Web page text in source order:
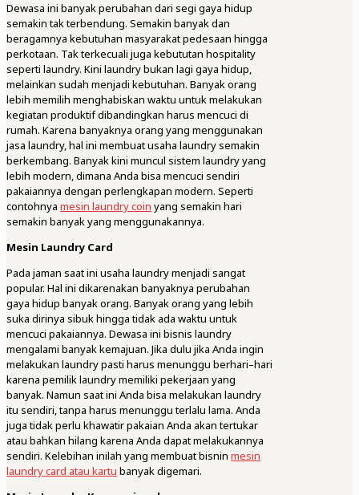
Dewasa ini banyak perubahan dari segi gaya hidup
semakin tak terbendung. Semakin banyak dan
beragamnya kebutuhan masyarakat pedesaan hingga
perkotaan. Tak terkecuali juga kebututan hospitality
seperti laundry. Kini laundry bukan lagi gaya hidup,
melainkan sudah menjadi kebutuhan. Banyak orang
lebih memilih menghabiskan waktu untuk melakukan
kegiatan produktif dibandingkan harus mencuci di
rumah. Karena banyaknya orang yang menggunakan
jasa laundry, hal ini membuat usaha laundry semakin
berkembang. Banyak kini muncul sistem laundry yang
lebih modern, dimana Anda bisa mencuci sendiri
pakaiannya dengan perlengkapan modern. Seperti
contohnya mesin laundry coin yang semakin hari
semakin banyak yang menggunakannya.
Mesin Laundry Card
Pada jaman saat ini usaha laundry menjadi sangat
popular. Hal ini dikarenakan banyaknya perubahan
gaya hidup banyak orang. Banyak orang yang lebih
suka dirinya sibuk hingga tidak ada waktu untuk
mencuci pakaiannya. Dewasa ini bisnis laundry
mengalami banyak kemajuan. Jika dulu jika Anda ingin
melakukan laundry pasti harus menunggu berhari–hari
karena pemilik laundry memiliki pekerjaan yang
banyak. Namun saat ini Anda bisa melakukan laundry
itu sendiri, tanpa harus menunggu terlalu lama. Anda
juga tidak perlu khawatir pakaian Anda akan tertukar
atau bahkan hilang karena Anda dapat melakukannya
sendiri. Kelebihan inilah yang membuat bisnin mesin
laundry card atau kartu banyak digemari.